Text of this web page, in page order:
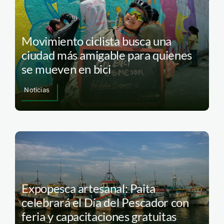
Movimiento ciclista busca una
ciudad más amigable para quienes
se mueven en bici
Noticias
Expopesca artesanal: Paita
celebrará el Día del Pescador con
feria y capacitaciones gratuitas